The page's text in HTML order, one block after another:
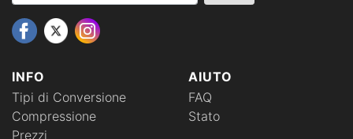
INFO
Tipi di Conversione
Compressione
Prezzi
AIUTO
FAQ
Stato